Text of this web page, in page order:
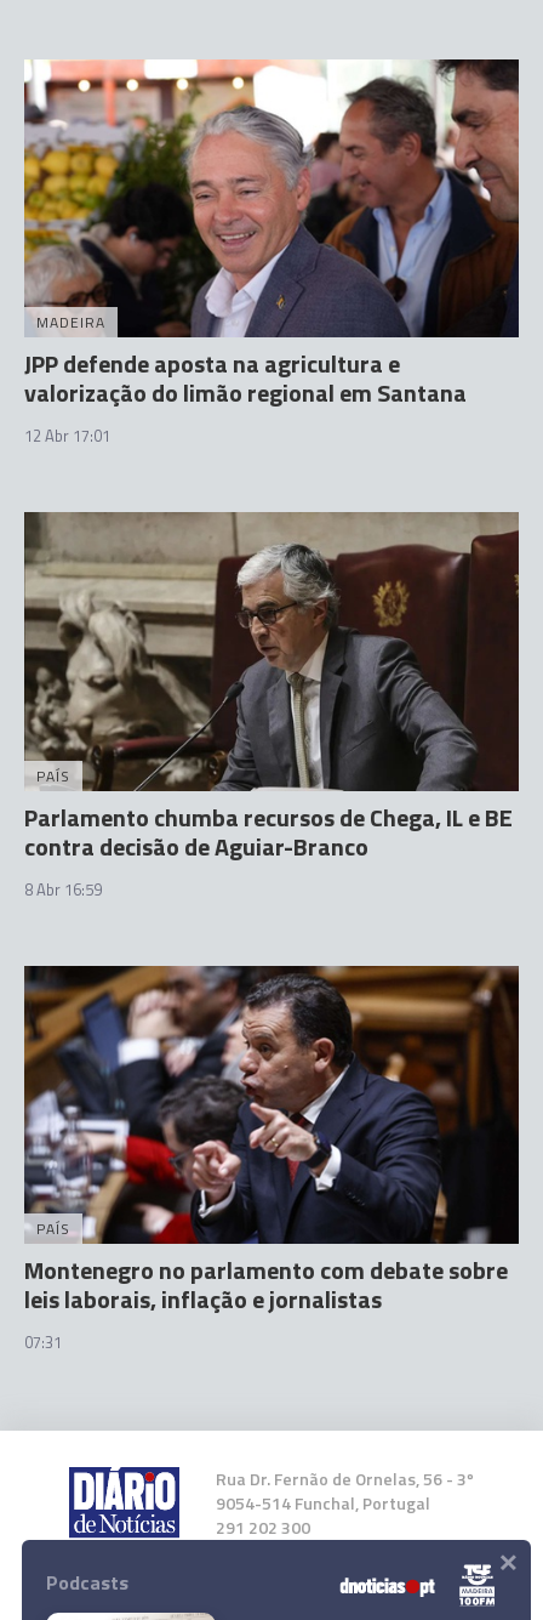
MADEIRA
JPP defende aposta na agricultura e
valorização do limão regional em Santana
12 Abr 17:01
PAÍS
Parlamento chumba recursos de Chega, IL e BE
contra decisão de Aguiar-Branco
8 Abr 16:59
PAÍS
Montenegro no parlamento com debate sobre
leis laborais, inflação e jornalistas
07:31
Rua Dr. Fernão de Ornelas, 56 - 3º
9054-514 Funchal, Portugal
291 202 300
Instale a nossa App
Podcasts ×